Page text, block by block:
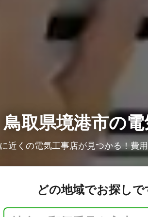
鳥取県境港市の
近くの電気工事店が見つかる！費
どの地域でお探しで